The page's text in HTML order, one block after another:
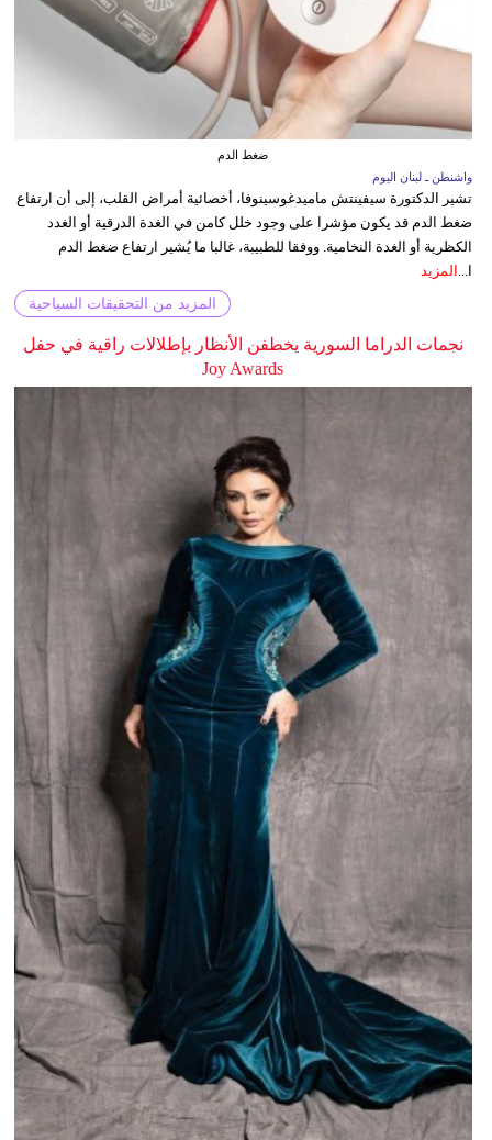
ضغط الدم
واشنطن ـ لبنان اليوم
تشير الدكتورة سيفينتش ماميدغوسينوفا، أخصائية أمراض القلب، إلى أن ارتفاع
ضغط الدم قد يكون مؤشرا على وجود خلل كامن في الغدة الدرقية أو الغدد
الكظرية أو الغدة النخامية. ووفقا للطبيبة، غالبا ما يُشير ارتفاع ضغط الدم
ا... المزيد
المزيد من التحقيقات السياحية
نجمات الدراما السورية يخطفن الأنظار بإطلالات راقية في حفل
Joy Awards